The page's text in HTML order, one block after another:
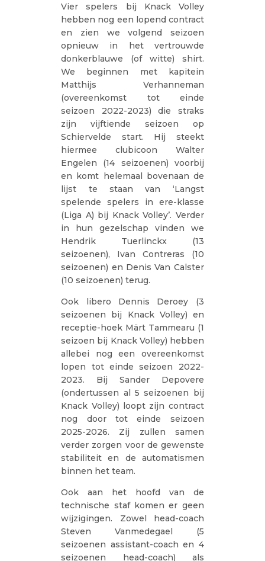
Vier spelers bij Knack Volley
hebben nog een lopend contract
en zien we volgend seizoen
opnieuw in het vertrouwde
donkerblauwe (of witte) shirt.
We beginnen met kapitein
Matthijs Verhanneman
(overeenkomst tot einde
seizoen 2022-2023) die straks
zijn vijftiende seizoen op
Schiervelde start. Hij steekt
hiermee clubicoon Walter
Engelen (14 seizoenen) voorbij
en komt helemaal bovenaan de
lijst te staan van ‘Langst
spelende spelers in ere-klasse
(Liga A) bij Knack Volley’. Verder
in hun gezelschap vinden we
Hendrik Tuerlinckx (13
seizoenen), Ivan Contreras (10
seizoenen) en Denis Van Calster
(10 seizoenen) terug.
Ook libero Dennis Deroey (3
seizoenen bij Knack Volley) en
receptie-hoek Märt Tammearu (1
seizoen bij Knack Volley) hebben
allebei nog een overeenkomst
lopen tot einde seizoen 2022-
2023. Bij Sander Depovere
(ondertussen al 5 seizoenen bij
Knack Volley) loopt zijn contract
nog door tot einde seizoen
2025-2026. Zij zullen samen
verder zorgen voor de gewenste
stabiliteit en de automatismen
binnen het team.
Ook aan het hoofd van de
technische staf komen er geen
wijzigingen. Zowel head-coach
Steven Vanmedegael (5
seizoenen assistant-coach en 4
seizoenen head-coach) als